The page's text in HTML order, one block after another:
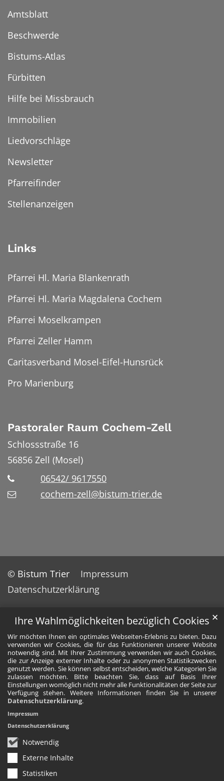
Ihre Wahlmöglichkeiten bezüglich Cookies
Wir möchten Ihnen ein optimales Webseiten-Erlebnis zu bieten. Dazu
verwenden wir Cookies, die für das Funktionieren unserer Website
notwendig sind. Mit Ihrer Zustimmung verwenden wir auch Cookies,
die zur Anzeige externer Inhalte oder zu anonymen Statistikzwecken
genutzt werden. Sie können selbst entscheiden, welche Kategorien Sie
zulassen möchten. Bitte beachten Sie, dass auf Basis Ihrer
Einstellungen womöglich nicht mehr alle Funktionalitäten der Seite zur
Verfügung stehen. Weitere Informationen finden Sie in unserer
Datenschutzerklärung.
Notwendig
Externe Inhalte
Statistiken
✕
Impressum
Datenschutzerklärung
Amtsblatt
Beschwerde
Bistums-Atlas
Fürbitten
Hilfe bei Missbrauch
Immobilien
Liedvorschläge
Newsletter
Pfarreifinder
Stellenanzeigen
Links
Pfarrei Hl. Maria Blankenrath
Pfarrei Hl. Maria Magdalena Cochem
Pfarrei Moselkrampen
Pfarrei Zeller Hamm
Caritasverband Mosel-Eifel-Hunsrück
Pro Marienburg
Pastoraler Raum Cochem-Zell
Schlossstraße 16
56856 Zell (Mosel)
06542/ 9617550
cochem-zell@bistum-trier.de
© Bistum Trier
Impressum
Datenschutzerklärung